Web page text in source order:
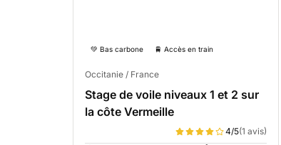
💚 Bas carbone 🚆 Accès en train
Occitanie / France
Stage de voile niveaux 1 et 2 sur
la côte Vermeille
4/5(1 avis)